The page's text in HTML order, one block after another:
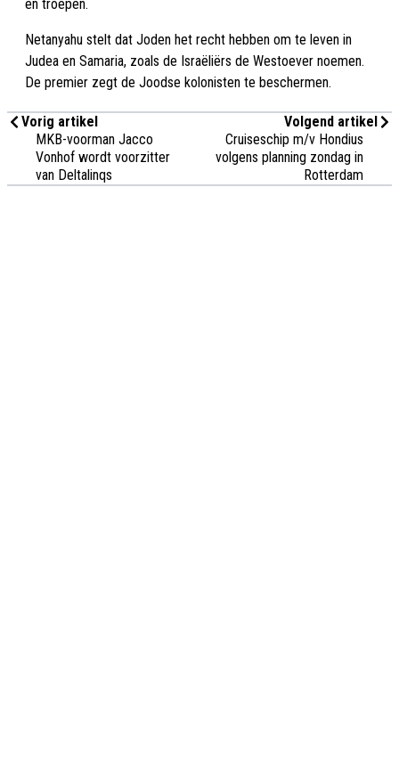
en troepen.
Netanyahu stelt dat Joden het recht hebben om te leven in
Judea en Samaria, zoals de Israëliërs de Westoever noemen.
De premier zegt de Joodse kolonisten te beschermen.
Vorig artikel
MKB-voorman Jacco
Vonhof wordt voorzitter
van Deltalinqs
Volgend artikel
Cruiseschip m/v Hondius
volgens planning zondag in
Rotterdam